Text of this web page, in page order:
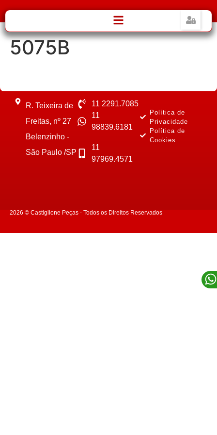
5075B
R. Teixeira de
Freitas, nº 27
Belenzinho -
São Paulo /SP
11 2291.7085
11
98839.6181
11
97969.4571
Política de
Privacidade
Política de
Cookies
2026 © Castiglione Peças - Todos os Direitos Reservados